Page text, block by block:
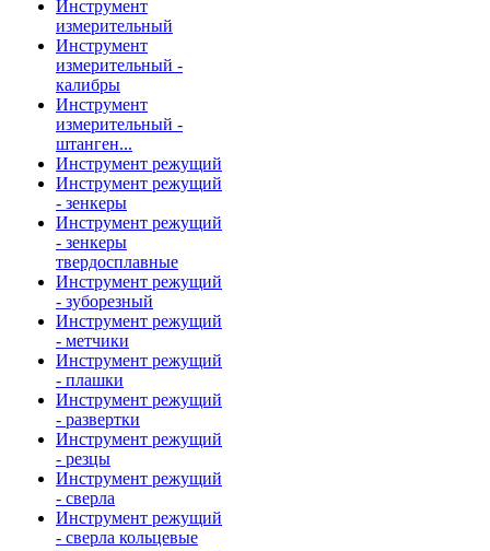
Инструмент
измерительный
Инструмент
измерительный -
калибры
Инструмент
измерительный -
штанген...
Инструмент режущий
Инструмент режущий
- зенкеры
Инструмент режущий
- зенкеры
твердосплавные
Инструмент режущий
- зуборезный
Инструмент режущий
- метчики
Инструмент режущий
- плашки
Инструмент режущий
- развертки
Инструмент режущий
- резцы
Инструмент режущий
- сверла
Инструмент режущий
- сверла кольцевые